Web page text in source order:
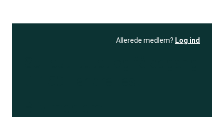
Allerede medlem? Log ind